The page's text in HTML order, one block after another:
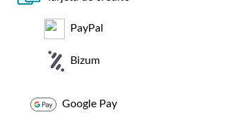
PayPal
Bizum
Google Pay